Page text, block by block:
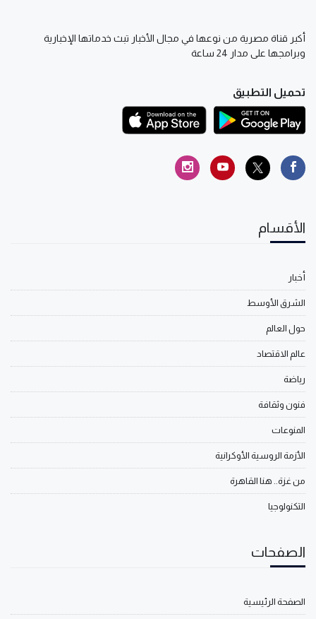
أكبر قناة مصرية من نوعها في مجال الأخبار تبث خدماتها الإخبارية
وبرامجها على مدار 24 ساعة
تحميل التطبيق
الأقسام
أخبار
الشرق الأوسط
حول العالم
عالم الاقتصاد
رياضة
فنون وثقافة
المنوعات
الأزمة الروسية الأوكرانية
من غزة.. هنا القاهرة
التكنولوجيا
الصفحات
الصفحة الرئيسية